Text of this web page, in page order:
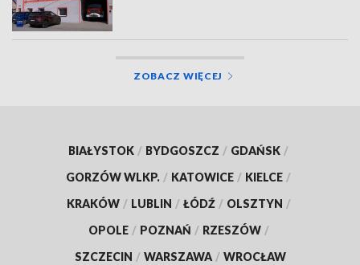
ZOBACZ WIĘCEJ
BIAŁYSTOK / BYDGOSZCZ / GDAŃSK /
GORZÓW WLKP. / KATOWICE / KIELCE /
KRAKÓW / LUBLIN / ŁÓDŹ / OLSZTYN /
OPOLE / POZNAŃ / RZESZÓW /
SZCZECIN / WARSZAWA / WROCŁAW